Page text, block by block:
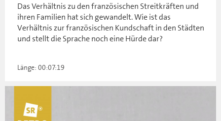
Das Verhältnis zu den französischen Streitkräften und
ihren Familien hat sich gewandelt. Wie ist das
Verhältnis zur französischen Kundschaft in den Städten
und stellt die Sprache noch eine Hürde dar?
Länge: 00:07:19